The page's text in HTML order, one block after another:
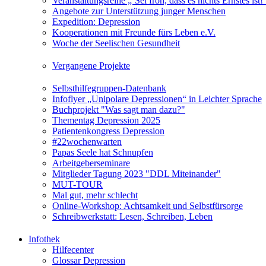
Angebote zur Unterstützung junger Menschen
Expedition: Depression
Kooperationen mit Freunde fürs Leben e.V.
Woche der Seelischen Gesundheit
Vergangene Projekte
Selbsthilfegruppen-Datenbank
Infoflyer „Unipolare Depressionen“ in Leichter Sprache
Buchprojekt "Was sagt man dazu?"
Thementag Depression 2025
Patientenkongress Depression
#22wochenwarten
Papas Seele hat Schnupfen
Arbeitgeberseminare
Mitglieder Tagung 2023 "DDL Miteinander"
MUT-TOUR
Mal gut, mehr schlecht
Online-Workshop: Achtsamkeit und Selbstfürsorge
Schreibwerkstatt: Lesen, Schreiben, Leben
Infothek
Hilfecenter
Glossar Depression